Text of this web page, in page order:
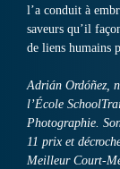
l’a conduit à
saveurs qu’il
de liens humains
Adrián Ordóñez,
l’École
Photographie.
11 prix et
Meilleur Court-